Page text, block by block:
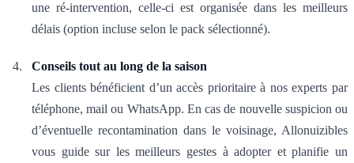
une ré-intervention, celle-ci est organisée dans les meilleurs
délais (option incluse selon le pack sélectionné).
Conseils tout au long de la saison
Les clients bénéficient d’un accès prioritaire à nos experts par
téléphone, mail ou WhatsApp. En cas de nouvelle suspicion ou
d’éventuelle recontamination dans le voisinage, Allonuizibles
vous guide sur les meilleurs gestes à adopter et planifie un